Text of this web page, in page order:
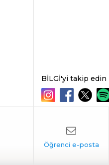
BİLGİ'yi takip edin